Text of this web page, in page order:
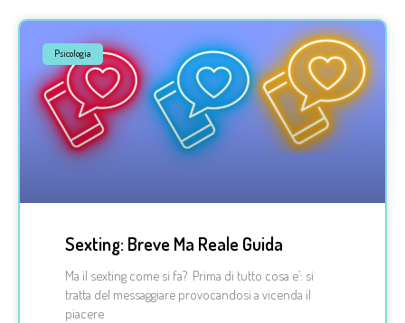
Psicologia
Sexting: Breve Ma Reale Guida
Ma il sexting come si fa? Prima di tutto cosa e’: si
tratta del messaggiare provocandosi a vicenda il
piacere